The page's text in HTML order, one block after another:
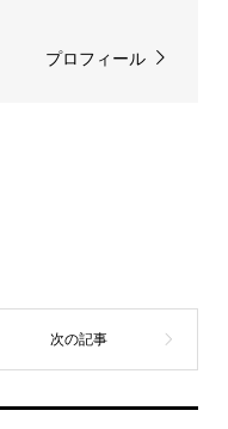
プロフィール